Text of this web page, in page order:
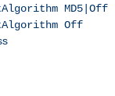
MD5|Off
Off